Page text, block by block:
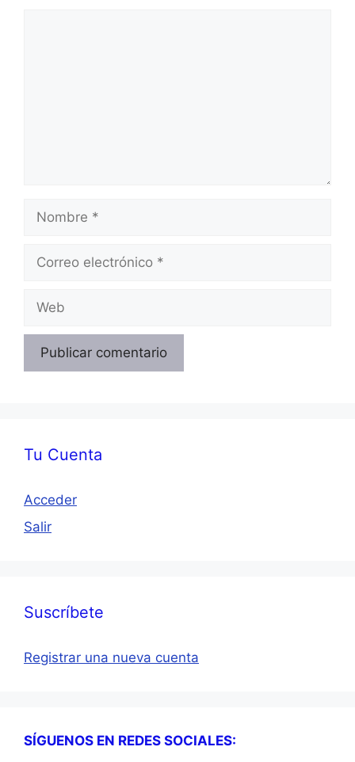
Nombre
Correo
Web
Tu Cuenta
Acceder
Salir
Suscríbete
Registrar una nueva cuenta
SÍGUENOS EN REDES SOCIALES: